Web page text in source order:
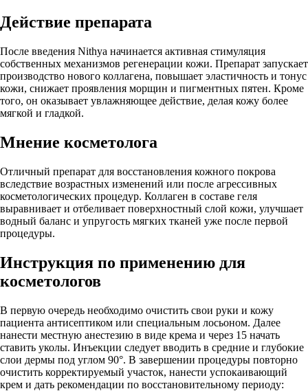
Действие препарата
После введения Nithya начинается активная стимуляция
собственных механизмов регенерации кожи. Препарат запускает
производство нового коллагена, повышает эластичность и тонус
кожи, снижает проявления морщин и пигментных пятен. Кроме
того, он оказывает увлажняющее действие, делая кожу более
мягкой и гладкой.
Мнение косметолога
Отличный препарат для восстановления кожного покрова
вследствие возрастных изменений или после агрессивных
косметологических процедур. Коллаген в составе геля
выравнивает и отбеливает поверхностный слой кожи, улучшает
водный баланс и упругость мягких тканей уже после первой
процедуры.
Инструкция по применению для
косметологов
В первую очередь необходимо очистить свои руки и кожу
пациента антисептиком или специальным лосьоном. Далее
нанести местную анестезию в виде крема и через 15 начать
ставить уколы. Инъекции следует вводить в средние и глубокие
слои дермы под углом 90°. В завершении процедуры повторно
очистить корректируемый участок, нанести успокаивающий
крем и дать рекомендации по восстановительному периоду: